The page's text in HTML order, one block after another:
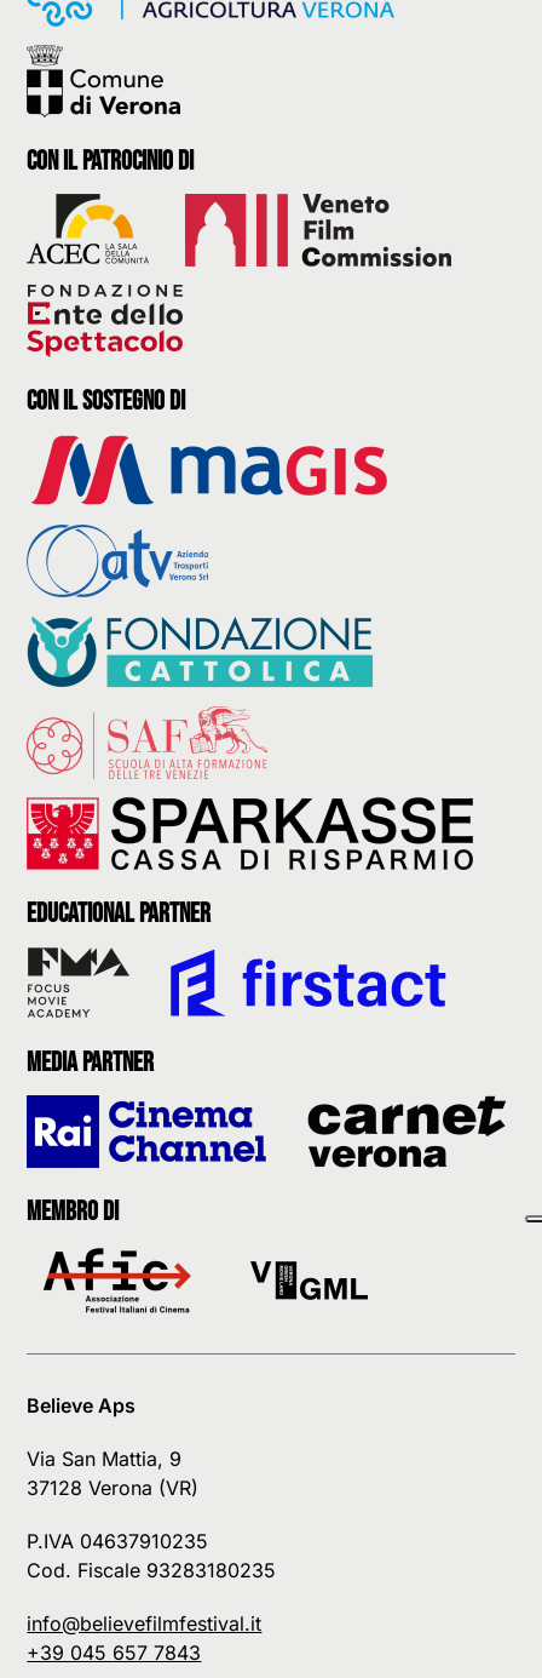
con il Patrocinio di
con il sostegno di
Educational partner
Media partner
Membro di
Believe Aps
Via San Mattia, 9
37128 Verona (VR)
P.IVA 04637910235
Cod. Fiscale 93283180235
info@believefilmfestival.it
+39 045 657 7843